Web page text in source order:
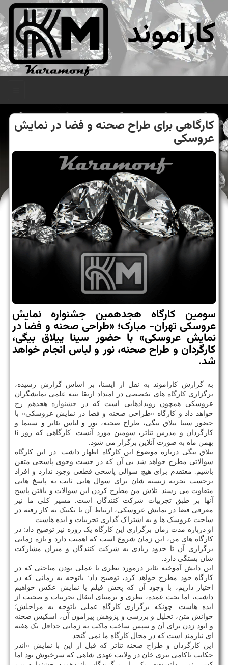
کاراموند
كارگاهی برای طراح صحنه و فضا در نمایش
عروسكی
سومین کارگاه هجدهمین جشنواره نمایش
عروسکی تهران- مبارک؛ «طراحی صحنه و فضا در
نمایش عروسکی» با حضور سینا ییلاق بیگی،
کارگردان و طراح صحنه، نور و لباس انجام خواهد
شد.
به گزارش کاراموند به نقل از ایسنا، بر اساس گزارش رسیده،
برگزاری کارگاه های تخصصی در امتداد ارتقا بنیه علمی نمایشگران
عروسکی همچون رویدادهایی است که در جشنواره هجدهم رخ
خواهد داد و کارگاه «طراحی صحنه و فضا در نمایش عروسکی» با
حضور سینا ییلاق بیگی، طراح صحنه، نور و لباس تئاتر و سینما و
کارگردان و مدرس تئاتر، سومین مورد آنست. کارگاهی که روز 6
بهمن ماه به صورت آنلاین برگزار می شود.
ییلاق بیگی درباره موضوع این کارگاه اظهار داشت: در این کارگاه
سوالاتی مطرح خواهد شد بی آن که در جست وجوی پاسخی متقن
باشیم. معتقدم برای هیچ سوالی پاسخی قطعی وجود ندارد و افراد
برحسب تجربه زیسته شان برای سوال هایی ثابت به پاسخ هایی
متفاوت می رسند. تلاش من مطرح کردن این سوالات و یافتن پاسخ
آنها بر طبق تجربیات شرکت کنندگان است. مسیر کلی ما نیز
معرفی فضا در نمایش عروسکی، ارتباط آن با تکنیک به کار رفته در
ساخت عروسک ها و به اشتراک گذاری تجربیات و ایده هاست.
او درباره مدت زمان برگزاری این کارگاه یک روزه نیز توضیح داد: در
کارگاه های من، این زمان شروع است که اهمیت دارد و بازه زمانی
برگزاری آن تا حدود زیادی به شرکت کنندگان و میزان مشارکت
شان بستگی دارد.
این دانش آموخته تئاتر درمورد نظری یا عملی بودن مباحثی که در
کارگاه خود مطرح خواهد کرد، توضیح داد: باتوجه به زمانی که در
اختیار داریم، با وجود آن که پخش فیلم یا نمایش عکس خواهیم
داشت، اما بحث عمده، نظری و برمبنای انتقال تجربیات و صحبت از
ایده هاست. چونکه برگزاری کارگاه عملی باتوجه به مراحلش؛
خوانش متن، تحلیل و بررسی و پژوهش پیرامون آن، اسکیس صحنه
و اتود زدن برای آن و سپس ساخت ماکت به زمانی حداقل یک هفته
ای نیازمند است که در مجال کارگاه ما نمی گنجد.
این کارگردان و طراح صحنه تئاتر که قبل از این با نمایش «اندر
حکایت ناکامی ببری خان در ولایت عهدی شاهی که سرخپوش بود اما